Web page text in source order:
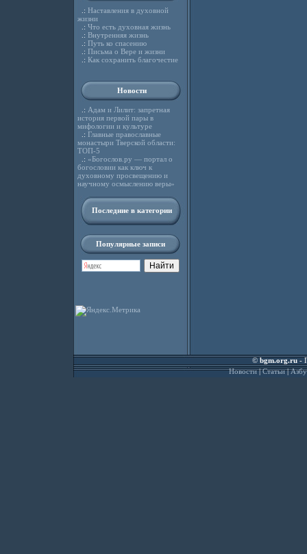
.: Наставления в духовной
жизни
.: Что есть духовная жизнь
.: Внутренняя жизнь
.: Путь ко спасению
.: Письма о Вере и жизни
.: Как сохранить благочестие
Новости
.: Адам и Лилит: запретная
история первой пары в
мифологии и культуре
.: Главные православные
монастыри Тверской области:
ТОП-5
.: «Богослов.ру — портал о
богословии как ключ к
духовному просвещению и
научному осмыслению веры»
Последние в категории
Популярные записи
©bgm.org.ru-
Новости|Статьи|